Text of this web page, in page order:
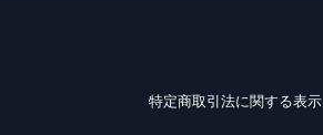
特定商取引法に関する表示